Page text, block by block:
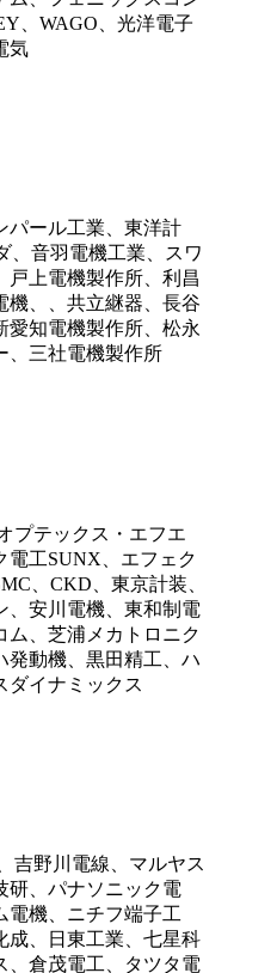
、WAGO、光洋電子
気
パール工業、東洋計
、音羽電機工業、スワ
戸上電機製作所、利昌
機、、共立継器、長谷
愛知電機製作所、松永
、三社電機製作所
プテックス・エフエ
電工SUNX、エフェク
、CKD、東京計装、
、安川電機、東和制電
ム、芝浦メカトロニク
発動機、黒田精工、ハ
ダイナミックス
吉野川電線、マルヤス
研、パナソニック電
電機、ニチフ端子工
成、日東工業、七星科
、倉茂電工、タツタ電